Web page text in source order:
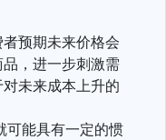
预期未来价格会
，进一步刺激需
未来成本上升的
可能具有一定的惯